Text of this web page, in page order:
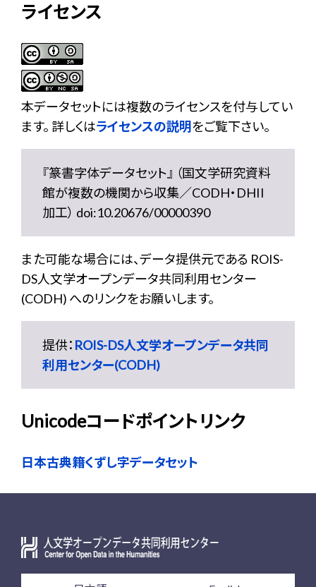
ライセンス
本データセットには複数のライセンスを付与してい
ます。 詳しくはライセンスの説明をご覧下さい。
『篆書字体データセット』 （国文学研究資料
館が複数の機関から収集／CODH・DHII
加工） doi:10.20676/00000390
また可能な場合には、データ提供元である ROIS-
DS人文学オープンデータ共同利用センター
(CODH) へのリンクをお願いします。
提供： ROIS-DS人文学オープンデータ共同
利用センター(CODH)
Unicodeコードポイントリンク
日本古典籍くずし字データセット